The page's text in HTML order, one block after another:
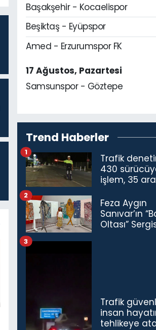
Başakşehir - Kocaelispor
Beşiktaş - Eyüpspor
Amed - Erzurumspor FK
17 Ağustos, Pazartesi
Samsunspor - Göztepe
Trend Haberler
Trafik
430
işlem, 35
1
Feza Aygın
Sanıvar’ın
Oltası”
2
Trafik
insan
tehlikeye
3